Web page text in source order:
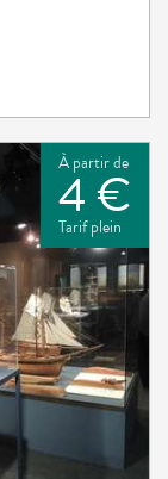
À partir de
4 €
Tarif plein